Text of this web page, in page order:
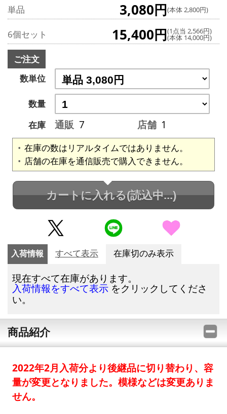
単品 3,080円(本体 2,800円)
6個セット 15,400円(1点当 2,566円)
(本体 14,000円)
ご注文
数単位
数量
在庫
通販 7 店舗 1
在庫の数はリアルタイムではありません。
店舗の在庫を通信販売で購入できません。
カートに入れる(読込中...)
入荷情報 すべて表示 在庫切のみ表示
現在すべて在庫があります。
入荷情報をすべて表示 をクリックしてくださ
い。
商品紹介
2022年2月入荷分より後継品に切り替わり、容
量が変更となりました。模様などは変更ありま
せん。